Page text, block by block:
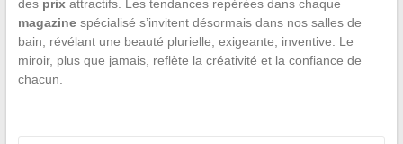
des prixattractifs. Les tendances repérées dans chaque
magazinespécialisé s’invitent désormais dans nos salles de
bain, révélant une beauté plurielle, exigeante, inventive. Le
miroir, plus que jamais, reflète la créativité et la confiance de
chacun.